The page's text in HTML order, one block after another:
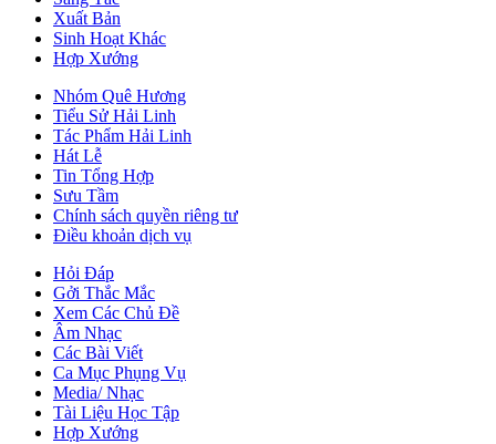
Xuất Bản
Sinh Hoạt Khác
Hợp Xướng
Nhóm Quê Hương
Tiểu Sử Hải Linh
Tác Phẩm Hải Linh
Hát Lễ
Tin Tổng Hợp
Sưu Tầm
Chính sách quyền riêng tư
Điều khoản dịch vụ
Hỏi Đáp
Gởi Thắc Mắc
Xem Các Chủ Đề
Âm Nhạc
Các Bài Viết
Ca Mục Phụng Vụ
Media/ Nhạc
Tài Liệu Học Tập
Hợp Xướng